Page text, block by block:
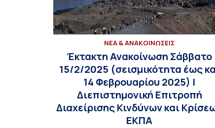
ΝΕΑ & ΑΝΑΚΟΙΝΩΣΕΙΣ
Έκτακτη Ανακοίνωση Σάββατο
15/2/2025 (σεισμικότητα έως
14 Φεβρουαρίου 2025) |
Διεπιστημονική Επιτροπή
Διαχείρισης Κινδύνων και
ΕΚΠΑ